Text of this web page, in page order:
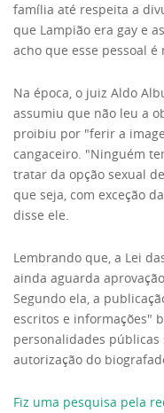
família até respeita a
que Lampião era gay e
acho que esse pessoal
Na época, o juiz Aldo
assumiu que não leu a
proibiu por "ferir a
cangaceiro. "Ninguém
tratar da opção sexual
que seja, com exceção
disse ele.
Lembrando que, a Lei
ainda aguarda
Segundo ela, a
escritos e informações"
personalidades públicas
autorização do
Fiz uma pesquisa pela